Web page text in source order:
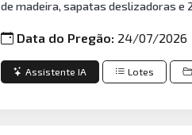
de madeira, sapatas deslizadoras e
Data do Pregão: 24/07/2026
Assistente IA Lotes